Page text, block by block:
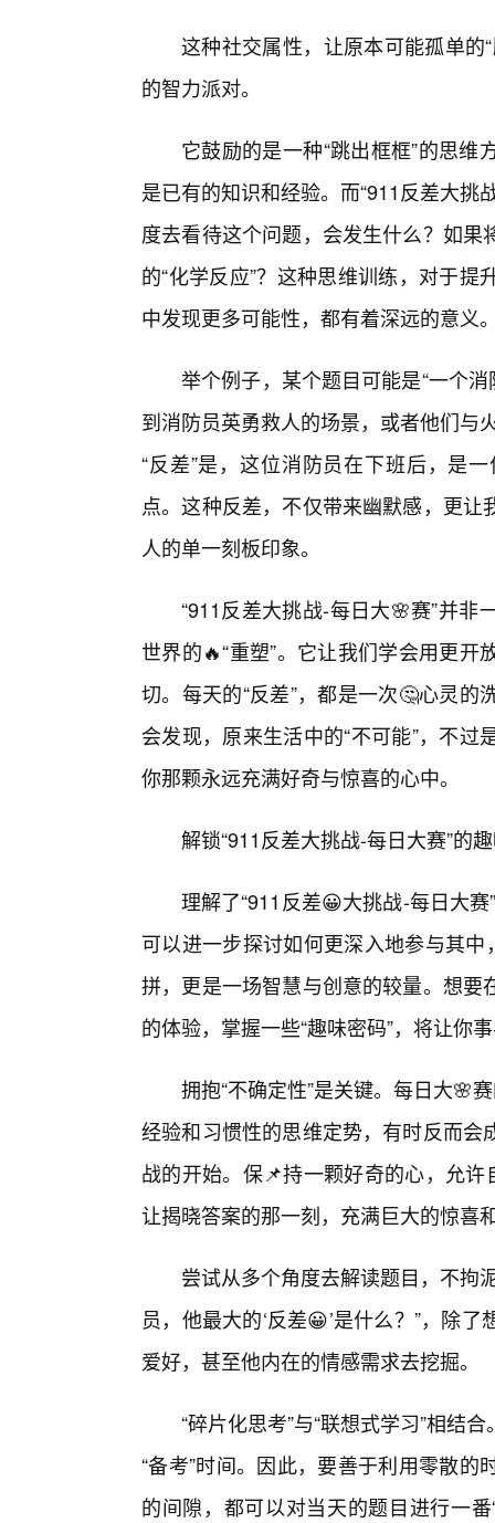
这种社交属性，让原本可能孤单的
的智力派对。
它鼓励的是一种“跳出框框”的思
是已有的知识和经验。而“911反差大挑
度去看待这个问题，会发生什么？如
的“化学反应”？这种思维训练，对于
中发现更多可能性，都有着深远的意义
举个例子，某个题目可能是“一个
到消防员英勇救人的场景，或者他们与
“反差”是，这位消防员在下班后，是
点。这种反差，不仅带来幽默感，更
人的单一刻板印象。
“911反差大挑战-每日大🌸赛”并
世界的🔥“重塑”。它让我们学会用更
切。每天的“反差”，都是一次🤔心灵
会发现，原来生活中的“不可能”，不
你那颗永远充满好奇与惊喜的心中。
解锁“911反差大挑战-每日大赛”的
理解了“911反差😀大挑战-每日大赛
可以进一步探讨如何更深入地参与其
拼，更是一场智慧与创意的较量。想
的体验，掌握一些“趣味密码”，将让你
拥抱“不确定性”是关键。每日大🌸
经验和习惯性的思维定势，有时反而
战的开始。保📌持一颗好奇的心，允
让揭晓答案的那一刻，充满巨大的惊喜
尝试从多个角度去解读题目，不拘
员，他最大的‘反差😀’是什么？”，除
爱好，甚至他内在的情感需求去挖掘。
“碎片化思考”与“联想式学习”相结
“备考”时间。因此，要善于利用零散
的间隙，都可以对当天的题目进行一